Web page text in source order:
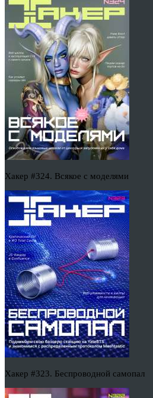
Хакер #324. Всякое с моделями
Хакер #323. Беспроводной самопал